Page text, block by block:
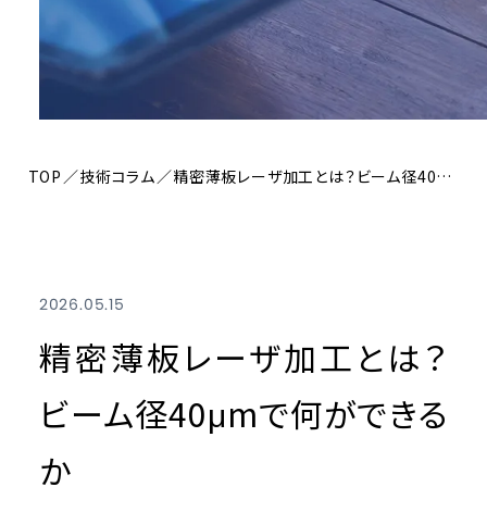
TOP 技術コラム 精密薄板レーザ加工とは？ビーム径40μmで何ができるか
2026.05.15
精密薄板レーザ加工とは？
ビーム径40μmで何ができる
か